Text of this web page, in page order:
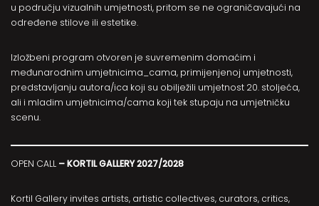
u području vizualnih umjetnosti, pritom se ne ograničavajući na
određene stilove ili estetike.
Izložbeni program otvoren je suvremenim domaćim i
međunarodnim umjetnicima_cama, primijenjenoj umjetnosti,
predstavljanju autora/ica koji su obilježili umjetnost 20. stoljeća,
ali i mladim umjetnicima/cama koji tek stupaju na umjetničku
scenu.
OPEN CALL – KORTIL GALLERY 2027/2028
Kortil Gallery invites artists, artistic collectives, curators, critics,